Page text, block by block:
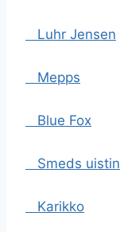
Luhr Jensen
Mepps
Blue Fox
Smeds uistin
Karikko